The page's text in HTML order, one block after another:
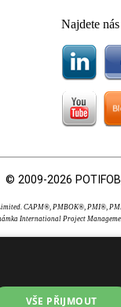
Najdete nás
© 2009-2026
CAPM®, PMBOK®, PMI®,
International Project
VŠE PŘIJMOUT